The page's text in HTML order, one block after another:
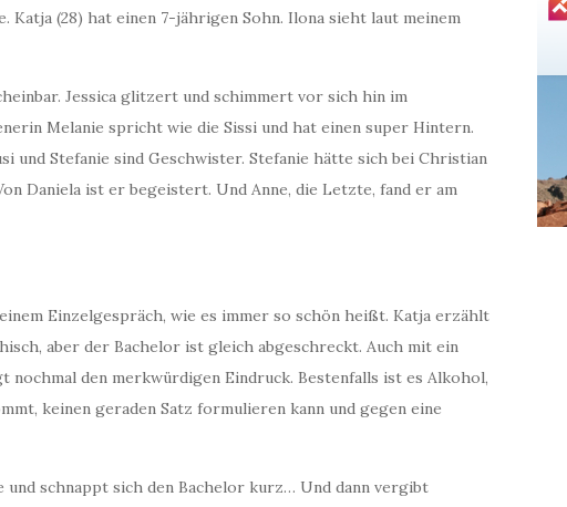
Katja (28) hat einen 7-jährigen Sohn. Ilona sieht laut meinem
Jessica glitzert und schimmert vor sich hin im
Melanie spricht wie die Sissi und hat einen super Hintern.
und Stefanie sind Geschwister. Stefanie hätte sich bei Christian
Daniela ist er begeistert. Und Anne, die Letzte, fand er am
Einzelgespräch, wie es immer so schön heißt. Katja erzählt
aber der Bachelor ist gleich abgeschreckt. Auch mit ein
nochmal den merkwürdigen Eindruck. Bestenfalls ist es Alkohol,
keinen geraden Satz formulieren kann und gegen eine
schnappt sich den Bachelor kurz… Und dann vergibt